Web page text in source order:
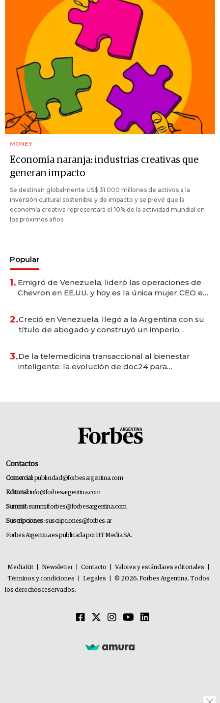
MONEY
Economía naranja: industrias creativas que
generan impacto
Se destinan globalmente US$ 31.000 millones de activos a la
inversión cultural sostenible y de impacto y se prevé que la
economía creativa representará el 10% de la actividad mundial en
los próximos años.
Popular
1. Emigró de Venezuela, lideró las operaciones de
Chevron en EE.UU. y hoy es la única mujer CEO en
2.Creció en Venezuela, llegó a la Argentina con su
título de abogado y construyó un imperio
3.De la telemedicina transaccional al bienestar
inteligente: la evolución de doc24 para
Contactos
Comercial:publicidad@forbesargentina.com
Editorial:info@forbesargentina.com
Summit:summitforbes@forbesargentina.com
Suscripciones:suscripciones@forbes.ar
Forbes Argentina es publicada por HT Media SA.
MediaKit Newsletter Contacto Valores y estándares editoriales
Términos y condiciones
Legales
© 2026. Forbes Argentina. Todos
los derechos reservados.